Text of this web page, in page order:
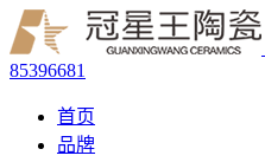
85396681
首页
品牌